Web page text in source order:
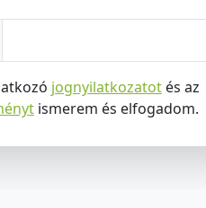
jognyilatkozatotés az
ismerem és elfogadom.